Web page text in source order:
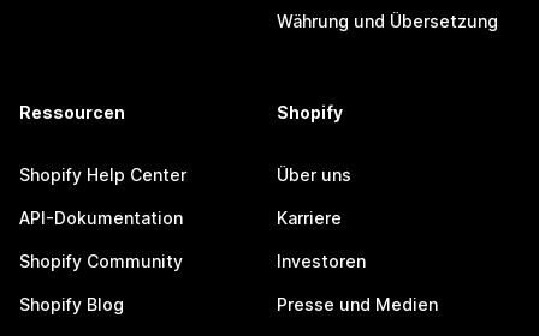
Währung und Übersetzung
Ressourcen
Shopify Help Center
API-Dokumentation
Shopify Community
Shopify Blog
Shopify
Über uns
Karriere
Investoren
Presse und Medien